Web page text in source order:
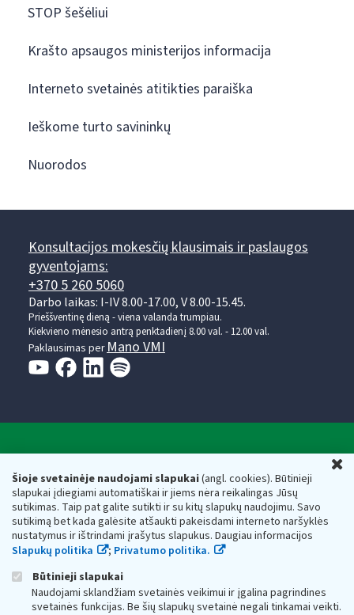
Šioje svetainėje naudojami slapukai(angl. cookies). Būtinieji
slapukai įdiegiami automatiškai ir jiems nėra reikalingas Jūsų
sutikimas. Taip pat galite sutikti ir su kitų slapukų naudojimu. Savo
sutikimą bet kada galėsite atšaukti pakeisdami interneto naršyklės
nustatymus ir ištrindami įrašytus slapukus. Daugiau informacijos
Slapukų politika
; Privatumo politika.
Būtinieji slapukai
Naudojami sklandžiam svetainės veikimui ir įgalina pagrindines
svetainės funkcijas. Be šių slapukų svetainė negali tinkamai veikti.
STOP šešėliui
Krašto apsaugos ministerijos informacija
Interneto svetainės atitikties paraiška
Ieškome turto savininkų
Nuorodos
Konsultacijos mokesčių klausimais ir paslaugos
gyventojams:
+370 5 260 5060
Darbo laikas: I-IV 8.00-17.00, V 8.00-15.45.
Prieššventinę dieną - viena valanda trumpiau.
Kiekvieno mėnesio antrą penktadienį 8.00 val. - 12.00 val.
Paklausimas per Mano VMI
Respublikos finansų ministerijos
Biudžetinė įstaiga. Juridinio asmens kodas — 188659752,
adresas: Vasario 16-osios g. 14, 01107 Vilnius, Lietuva, el.paštas:
vmi@vmi.lt, E. pristatymo dėžutės adresas 188659752
Duomenys apie Valstybinę mokesčių inspekciją prie Lietuvos
Respublikos finansų ministerijos kaupiami ir saugomi Juridinių